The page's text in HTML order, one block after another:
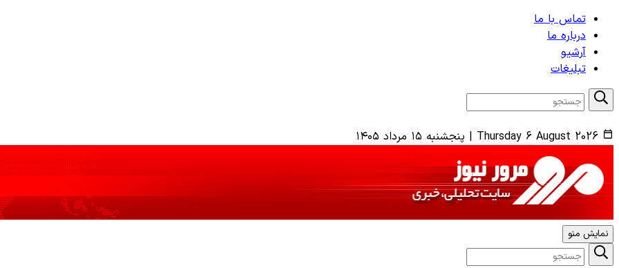
تماس با ما
درباره ما
آرشیو
تبلیغات
Thursday 6 August 2026
| پنجشنبه ۱۵ مرداد ۱۴۰۵
نمایش منو